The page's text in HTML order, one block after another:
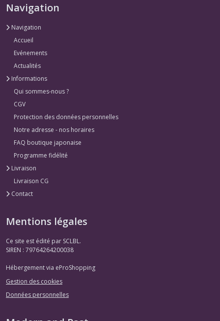
de
petite
(4)
Kiki
petite
sorcière
Tampons
sorcière
Afficher
les
résultats
Navigation
Navigation
Accueil
Evénements
Actualités
Informations
Qui sommes-nous ?
CGV
Protection des données personnelles
Notre adresse - nos horaires
FAQ boutique japonaise
Programme fidélité
Livraison
Livraison CG
Contact
Mentions légales
Ce site est édité par SCLBL.
SIREN : 79764264200038
Hébergement via eProShopping
Gestion des cookies
Données personnelles